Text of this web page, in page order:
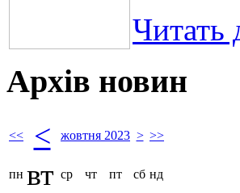
Читать
Архів новин
<< < жовтня 2023 > >>
пн вт ср чт пт сб нд